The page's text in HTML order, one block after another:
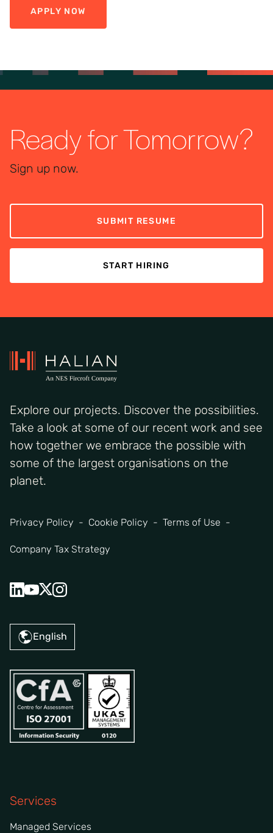
APPLY NOW
Ready for Tomorrow?
Sign up now.
SUBMIT RESUME
START HIRING
Explore our projects. Discover the possibilities.
Take a look at some of our recent work and see
how together we embrace the possible with
some of the largest organisations on the
planet.
Privacy Policy Cookie Policy Terms of Use
Company Tax Strategy
English
Services
Managed Services